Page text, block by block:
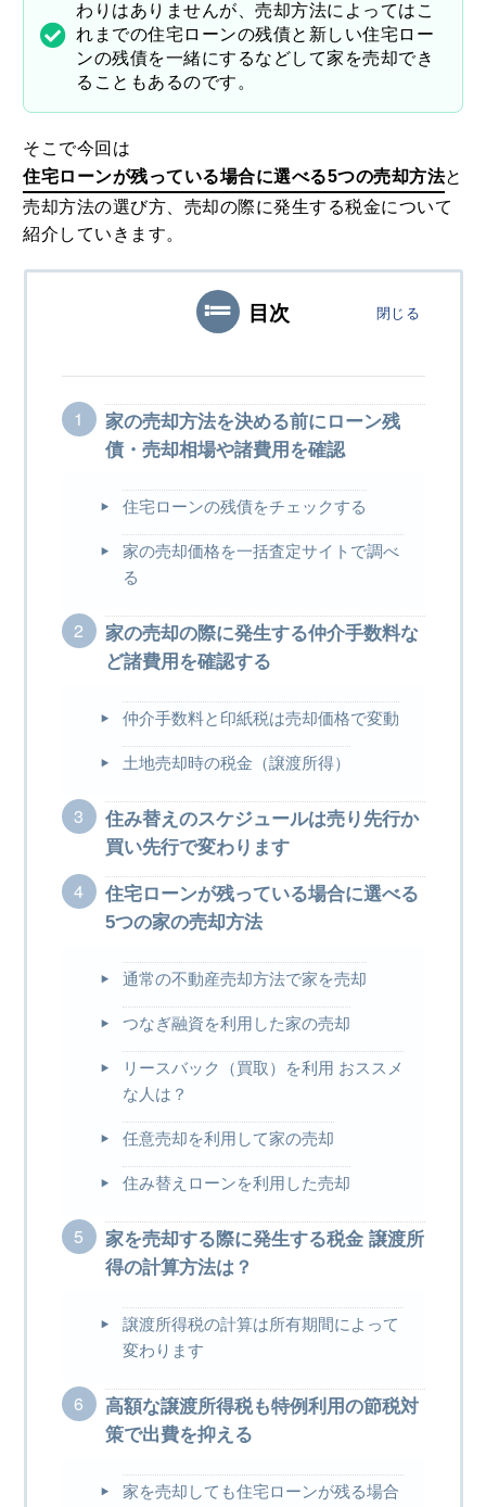
わりはありませんが、売却方法によってはこ
れまでの住宅ローンの残債と新しい住宅ロー
ンの残債を一緒にするなどして家を売却でき
ることもあるのです。
そこで今回は
住宅ローンが残っている場合に選べる5つの売却方法と
売却方法の選び方、売却の際に発生する税金について
紹介していきます。
目次 閉じる
家の売却方法を決める前にローン残
債・売却相場や諸費用を確認
住宅ローンの残債をチェックする
家の売却価格を一括査定サイトで調べ
る
家の売却の際に発生する仲介手数料な
ど諸費用を確認する
仲介手数料と印紙税は売却価格で変動
土地売却時の税金（譲渡所得）
住み替えのスケジュールは売り先行か
買い先行で変わります
住宅ローンが残っている場合に選べる
5つの家の売却方法
通常の不動産売却方法で家を売却
つなぎ融資を利用した家の売却
リースバック（買取）を利用 おススメ
な人は？
任意売却を利用して家の売却
住み替えローンを利用した売却
家を売却する際に発生する税金 譲渡所
得の計算方法は？
譲渡所得税の計算は所有期間によって
変わります
高額な譲渡所得税も特例利用の節税対
策で出費を抑える
家を売却しても住宅ローンが残る場合